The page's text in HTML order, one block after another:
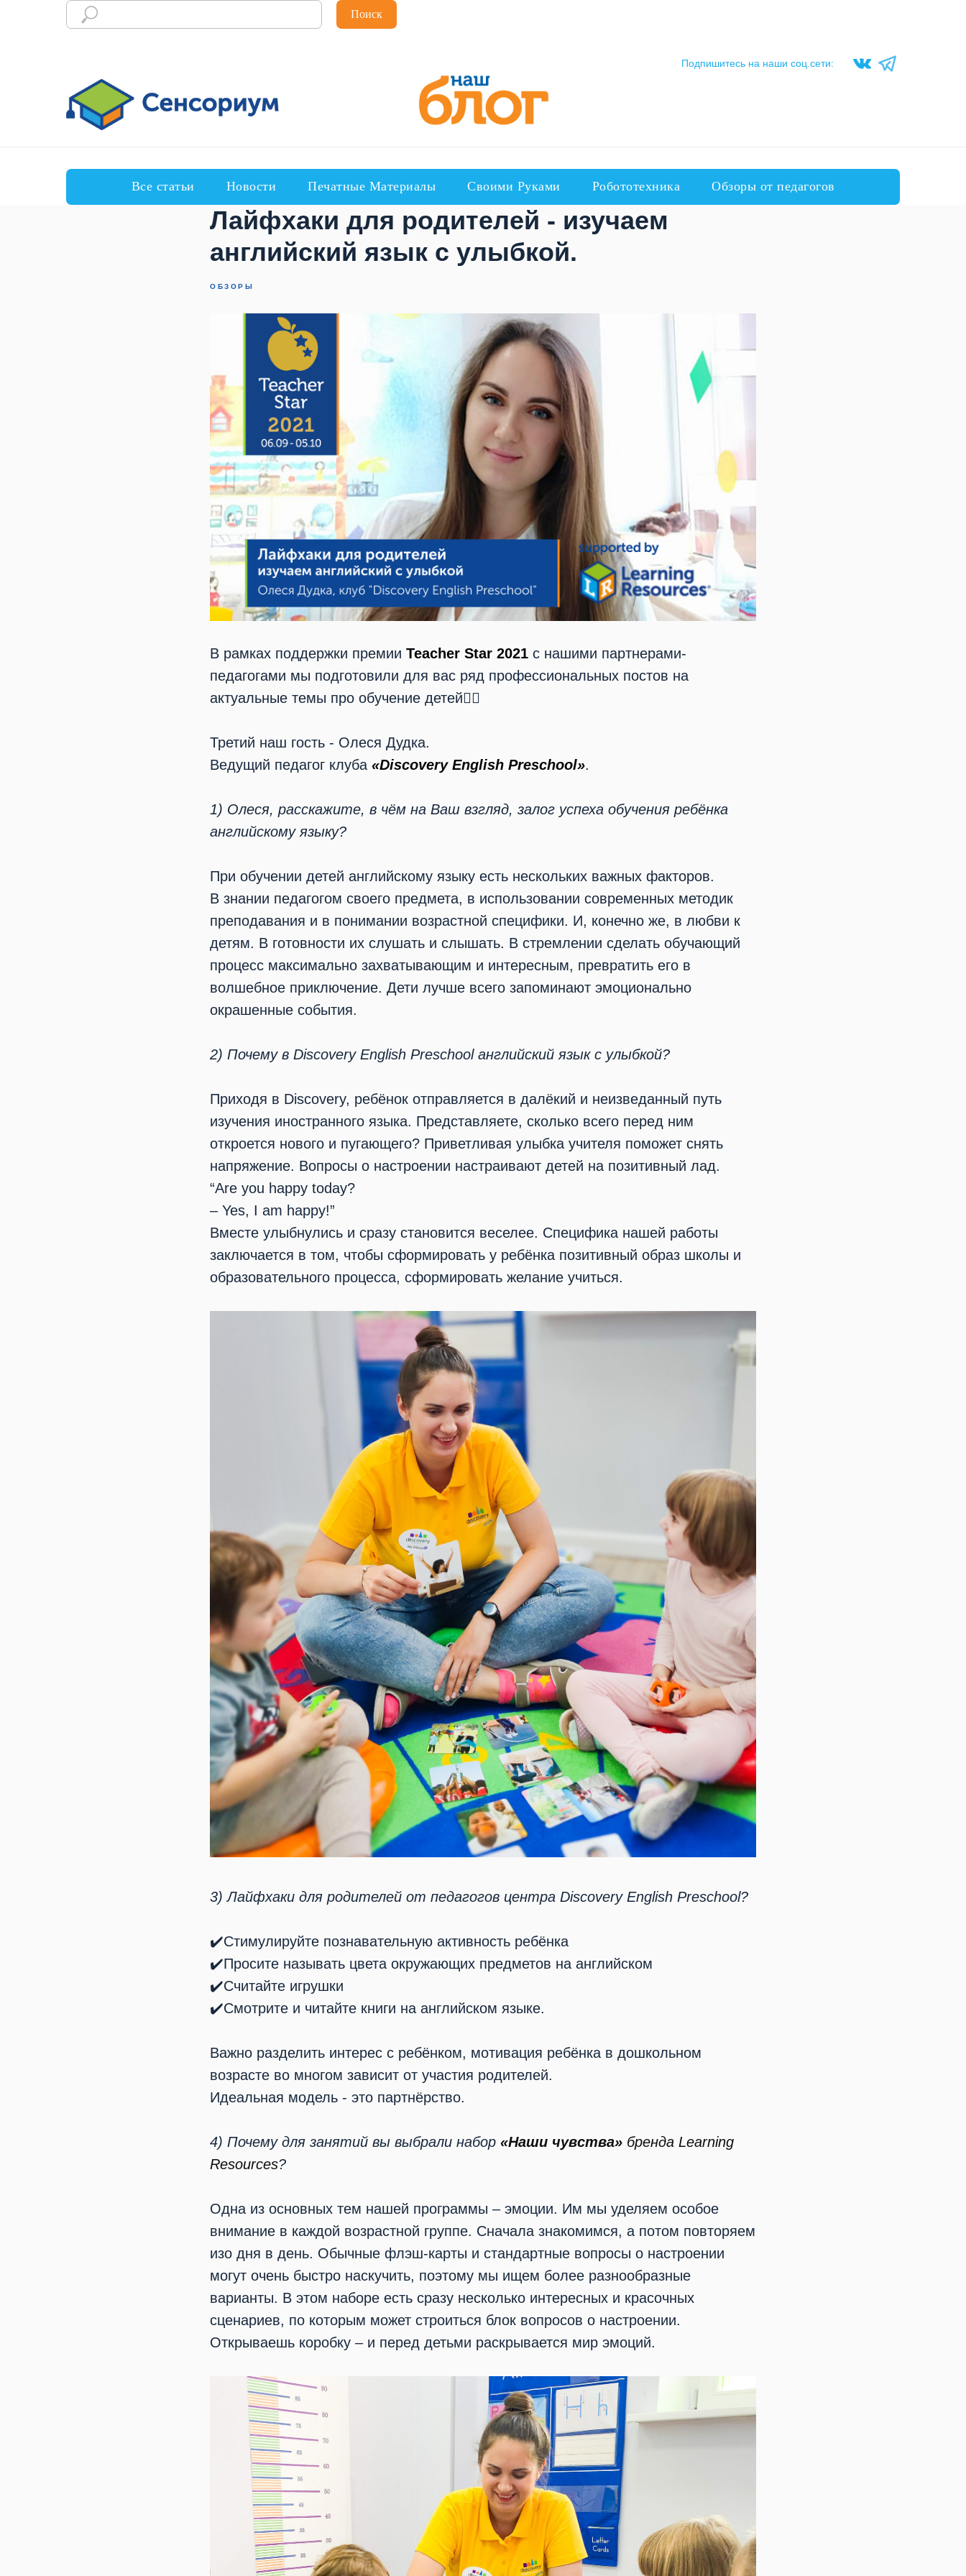
Поиск
Подпишитесь на наши соц.сети:
Все статьи Новости Печатные Материалы Своими Руками Робототехника Обзоры от педагогов
Лайфхаки для родителей - изучаем
английский язык с улыбкой.
ОБЗОРЫ
В рамках поддержки премии Teacher Star 2021 с нашими партнерами-
педагогами мы подготовили для вас ряд профессиональных постов на
актуальные темы про обучение детей👍🏻
Третий наш гость - Олеся Дудка.
Ведущий педагог клуба «Discovery English Preschool».
1) Олеся, расскажите, в чём на Ваш взгляд, залог успеха обучения ребёнка
английскому языку?
При обучении детей английскому языку есть нескольких важных факторов.
В знании педагогом своего предмета, в использовании современных методик
преподавания и в понимании возрастной специфики. И, конечно же, в любви к
детям. В готовности их слушать и слышать. В стремлении сделать обучающий
процесс максимально захватывающим и интересным, превратить его в
волшебное приключение. Дети лучше всего запоминают эмоционально
окрашенные события.
2) Почему в Discovery English Preschool английский язык с улыбкой?
Приходя в Discovery, ребёнок отправляется в далёкий и неизведанный путь
изучения иностранного языка. Представляете, сколько всего перед ним
откроется нового и пугающего? Приветливая улыбка учителя поможет снять
напряжение. Вопросы о настроении настраивают детей на позитивный лад.
“Are you happy today?
– Yes, I am happy!”
Вместе улыбнулись и сразу становится веселее. Специфика нашей работы
заключается в том, чтобы сформировать у ребёнка позитивный образ школы и
образовательного процесса, сформировать желание учиться.
3) Лайфхаки для родителей от педагогов центра Discovery English Preschool?
✔️Стимулируйте познавательную активность ребёнка
✔️Просите называть цвета окружающих предметов на английском
✔️Считайте игрушки
✔️Смотрите и читайте книги на английском языке.
Важно разделить интерес с ребёнком, мотивация ребёнка в дошкольном
возрасте во многом зависит от участия родителей.
Идеальная модель - это партнёрство.
4) Почему для занятий вы выбрали набор «Наши чувства» бренда Learning
Resources?
Одна из основных тем нашей программы – эмоции. Им мы уделяем особое
внимание в каждой возрастной группе. Сначала знакомимся, а потом повторяем
изо дня в день. Обычные флэш-карты и стандартные вопросы о настроении
могут очень быстро наскучить, поэтому мы ищем более разнообразные
варианты. В этом наборе есть сразу несколько интересных и красочных
сценариев, по которым может строиться блок вопросов о настроении.
Открываешь коробку – и перед детьми раскрывается мир эмоций.